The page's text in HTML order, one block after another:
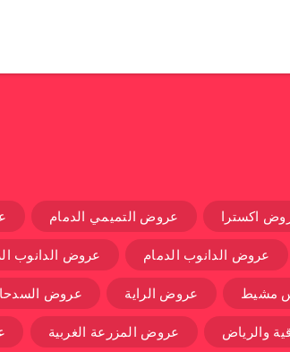
اكسترا عروض التميمي الدمام
عروض الدانوب الدمام عروض الدانوب
مشيط عروض الراية عروض
والرياض عروض المزرعة الغربية